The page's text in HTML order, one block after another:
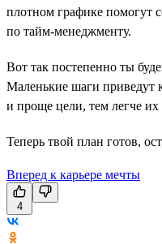
плотном графике помогут
по тайм-менеджменту.
Вот так постепенно ты
Маленькие шаги приведут
и проще цели, тем легче их
Теперь твой план готов,
Вперед к карьере мечты
4